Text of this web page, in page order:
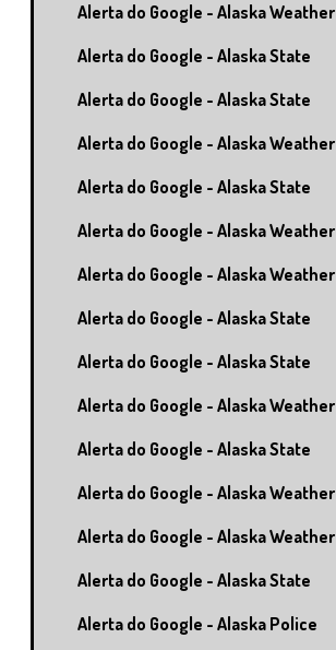
Alerta do Google - Alaska Weather
Alerta do Google - Alaska State
Alerta do Google - Alaska State
Alerta do Google - Alaska Weather
Alerta do Google - Alaska State
Alerta do Google - Alaska Weather
Alerta do Google - Alaska Weather
Alerta do Google - Alaska State
Alerta do Google - Alaska State
Alerta do Google - Alaska Weather
Alerta do Google - Alaska State
Alerta do Google - Alaska Weather
Alerta do Google - Alaska Weather
Alerta do Google - Alaska State
Alerta do Google - Alaska Police